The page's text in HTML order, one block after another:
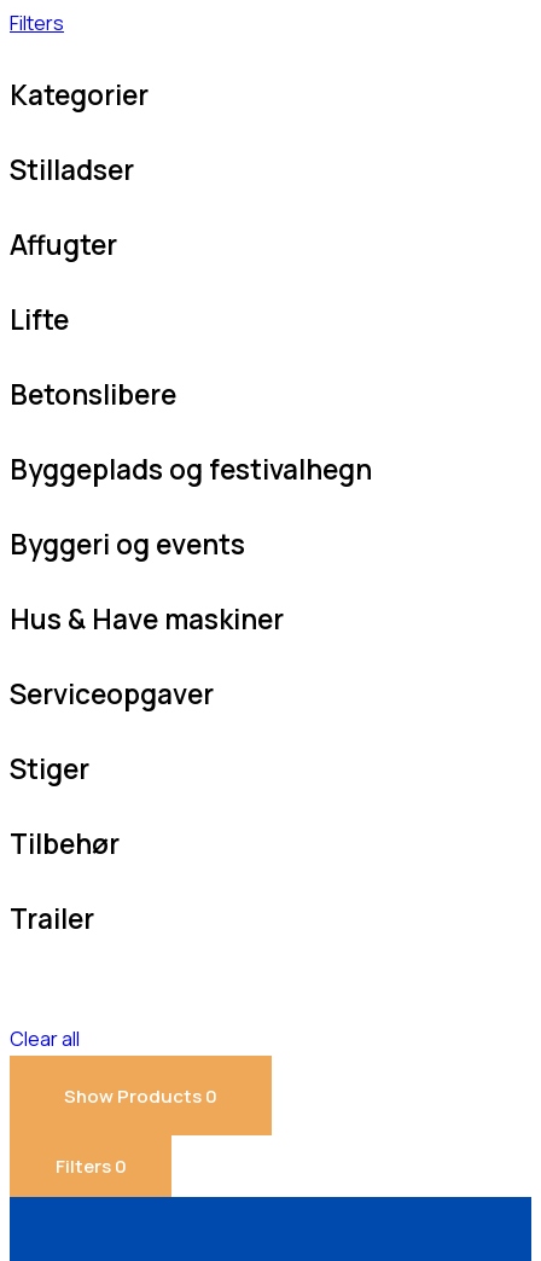
Filters
Kategorier
Stilladser
Affugter
Lifte
Betonslibere
Byggeplads og festivalhegn
Byggeri og events
Hus & Have maskiner
Serviceopgaver
Stiger
Tilbehør
Trailer
Clear all
Show Products0
Filters 0